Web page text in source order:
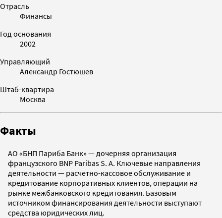
Отрасль
Финансы
Год основания
2002
Управляющий
Александр Гостюшев
Штаб-квартира
Москва
Факты
АО «БНП Париба Банк» — дочерняя организация
французского BNP Paribas S. A. Ключевые направления
деятельности — расчетно-кассовое обслуживание и
кредитование корпоративных клиентов, операции на
рынке межбанковского кредитования. Базовым
источником финансирования деятельности выступают
средства юридических лиц.